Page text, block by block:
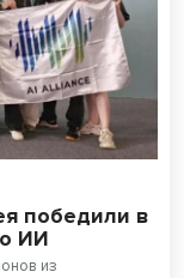
победили в
ИИ
из